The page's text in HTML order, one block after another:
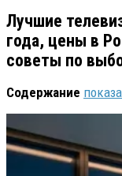
Лучшие
года, цены в
советы по
Содержание